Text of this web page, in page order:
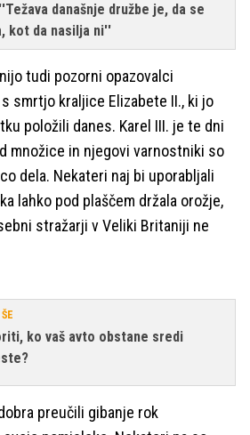
današnje družbe je, da se
kot da nasilja ni''
tudi pozorni opazovalci
smrtjo kraljice Elizabete II., ki jo
položili danes. Karel III. je te dni
množice in njegovi varnostniki so
dela. Nekateri naj bi uporabljali
lahko pod plaščem držala orožje,
stražarji v Veliki Britaniji ne
ko vaš avto obstane sredi
preučili gibanje rok